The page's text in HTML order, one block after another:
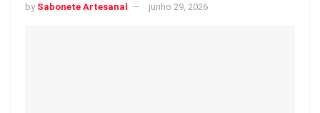
by Sabonete Artesanal junho 29, 2026